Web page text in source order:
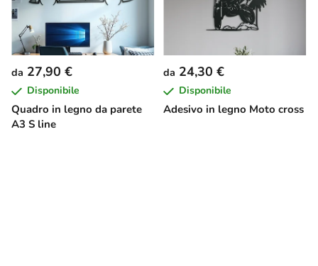
Quadro in legno da parete
A3 S line
da 27,90 €
Disponibile
Adesivo in legno Moto cross
da 24,30 €
Disponibile